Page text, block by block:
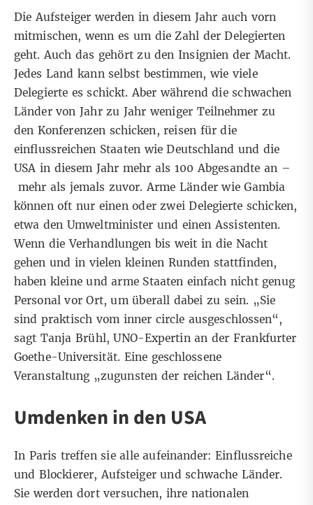
Die Aufsteiger werden in diesem Jahr auch vorn
mitmischen, wenn es um die Zahl der Delegierten
geht. Auch das gehört zu den Insignien der Macht.
Jedes Land kann selbst bestimmen, wie viele
Delegierte es schickt. Aber während die schwachen
Länder von Jahr zu Jahr weniger Teilnehmer zu
den Konferenzen schicken, reisen für die
einflussreichen Staaten wie Deutschland und die
USA in diesem Jahr mehr als 100 Abgesandte an –
mehr als jemals zuvor. Arme Länder wie Gambia
können oft nur einen oder zwei Delegierte schicken,
etwa den Umweltminister und einen Assistenten.
Wenn die Verhandlungen bis weit in die Nacht
gehen und in vielen kleinen Runden stattfinden,
haben kleine und arme Staaten einfach nicht genug
Personal vor Ort, um überall dabei zu sein. „Sie
sind praktisch vom inner circle ausgeschlossen“,
sagt Tanja Brühl, UNO-Expertin an der Frankfurter
Goethe-Universität. Eine geschlossene
Veranstaltung „zugunsten der reichen Länder“.
Umdenken in den USA
In Paris treffen sie alle aufeinander: Einflussreiche
und Blockierer, Aufsteiger und schwache Länder.
Sie werden dort versuchen, ihre nationalen